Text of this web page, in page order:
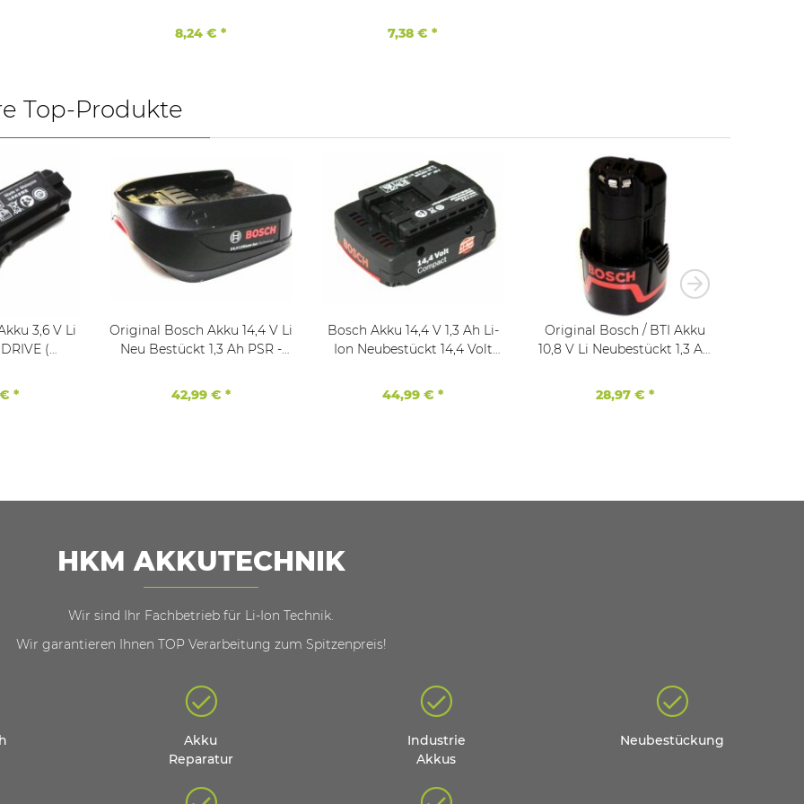
8,24 €*
7,38 €*
Top-Produkte
3,6 V Li
*
Original Bosch Akku 14,4 V Li
Neu Bestückt 1,3 Ah PSR -
42,99 €*
Bosch Akku 14,4 V 1,3 Ah Li-
Ion Neubestückt 14,4 Volt
44,99 €*
Original Bosch / BTI Akku
10,8 V Li Neubestückt 1,3 Ah
28,97 € *
HKM AKKUTECHNIK
Wir sind Ihr Fachbetrieb für Li-Ion Technik.
Wir garantieren Ihnen TOP Verarbeitung zum Spitzenpreis!
Akku
Reparatur
Industrie
Akkus
Neubestückung